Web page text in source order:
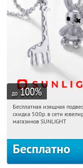
до 100%
05:00:27
Россия
Бесплатная изящная
скидка 500р. в сети
магазинов SUNLIGHT
Бесплатно